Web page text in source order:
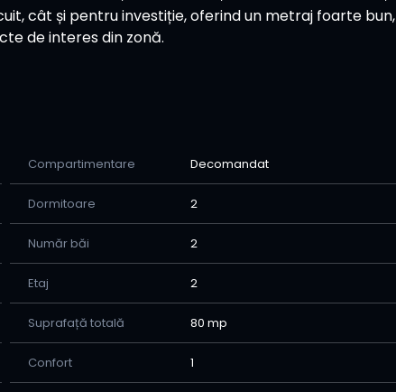
cât și pentru investiție, oferind un metraj foarte bun,
de interes din zonă.
2 băi, 2 balcoane, mobilat și utilat, lift
vedere dublă
rapidă
tripan și termostat inteligent
public, dar ferit de trafic și poluare
Compartimentare Decomandat
Dormitoare 2
Număr băi 2
Etaj 2
Suprafață totală 80 mp
Confort 1